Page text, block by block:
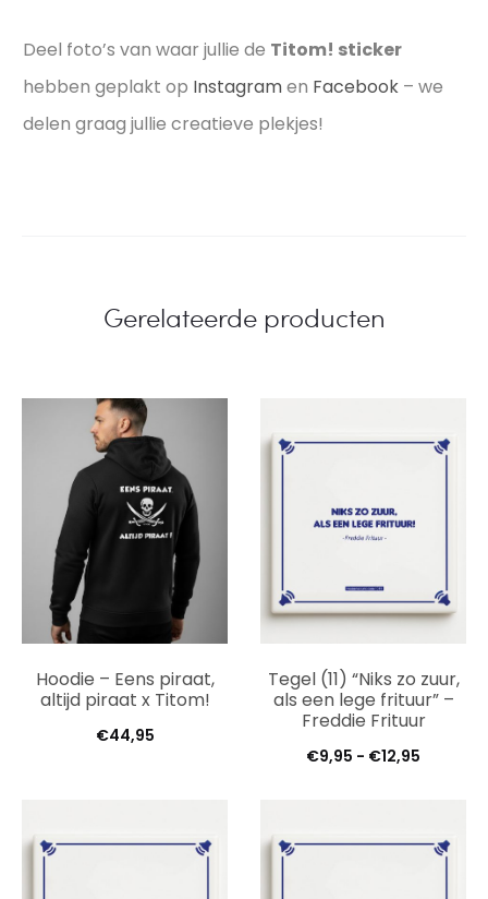
Deel foto’s van waar jullie de Titom! sticker
hebben geplakt op Instagramen Facebook – we
delen graag jullie creatieve plekjes!
Gerelateerde producten
Hoodie – Eens piraat,
altijd piraat x Titom!
€44,95
Tegel (11) “Niks zo zuur,
als een lege frituur” –
Freddie Frituur
€9,95 - €12,95
€12,95